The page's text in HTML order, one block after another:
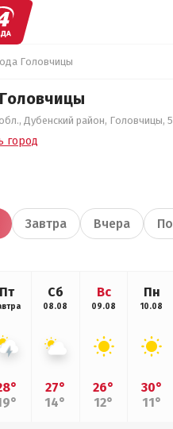
Головчицы
Дубенский район, Головчицы,
город
Завтра Вчера
Пт Сб
08.08
27°
14°
Вс
09.08
26°
12°
Пн
10.08
30°
11°